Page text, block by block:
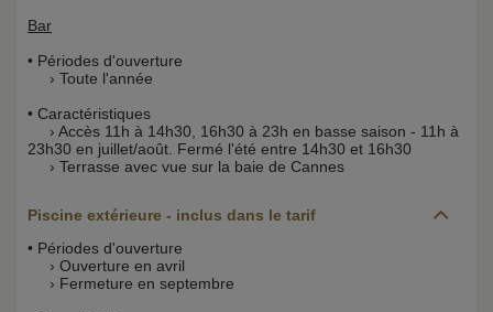
Bar
• Périodes d'ouverture
› Toute l'année
• Caractéristiques
› Accès 11h à 14h30, 16h30 à 23h en basse saison - 11h à
23h30 en juillet/août. Fermé l'été entre 14h30 et 16h30
› Terrasse avec vue sur la baie de Cannes
Piscine extérieure - inclus dans le tarif
• Périodes d'ouverture
› Ouverture en avril
› Fermeture en septembre